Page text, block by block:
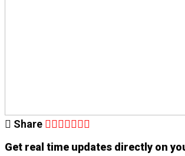
Share
Get real time updates directly on